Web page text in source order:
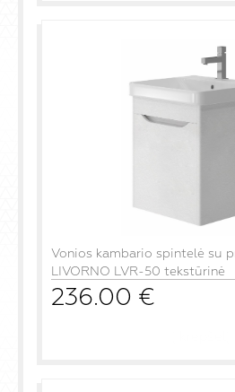
Vonios kambario spintelė su
LIVORNO LVR-50 tekstūrinė
236.00 €